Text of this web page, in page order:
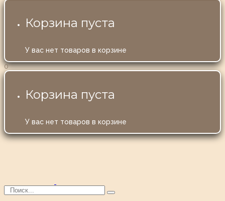
Корзина пуста
У вас нет товаров в корзине
0
Корзина пуста
У вас нет товаров в корзине